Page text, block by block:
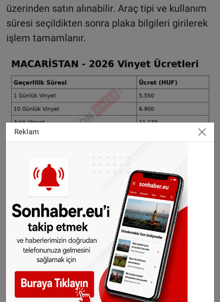
üzerinden satın alınabilir. Araç tipi ve kullanım
süresi seçildikten sonra plaka bilgileri girilerek
işlem tamamlanır.
KUZEY MAKEDONYA
Kuzey Makedonya'da vinyet sistemi
bulunmamaktadır. Otoyol ücretleri güzergâh
üzerindeki gişelerde tahsil edilmektedir.
Ödemeler genellikle nakit veya banka kartı ile
yapılabilmektedir.
Aşağıda yer alan ücretler günlük kura göre
değişiklik gösterebilir.
Reklam